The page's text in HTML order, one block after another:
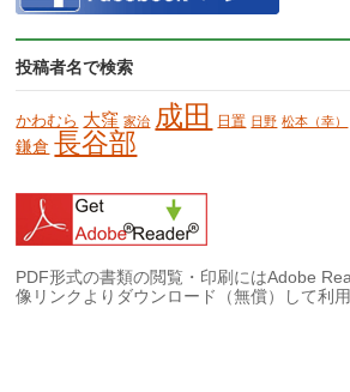
投稿者名で検索
かわむら 大窪 家治 成田 日置 日野 松本（幸）
鎌倉 長谷部
PDF形式の書類の閲覧・印刷にはAdobe
像リンクよりダウンロード（無償）して利用